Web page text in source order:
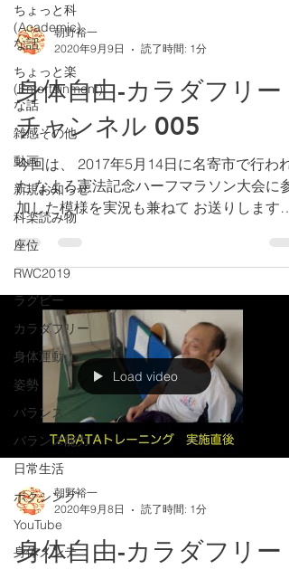
ちょっと科
(Academic)
な話
ちょっと楽
(Entertainment)
な話
雑感その他
動画
新規お知らせ
科楽読み物
座位
RWC2019
ラグビー
カラダフリー
身体運動
姿勢
バランス
バランス能力
日常生活
ボクシング
YouTube
身体メンテ
朝野裕一
2020年9月9日
読了時間: 1分
身体自由-カラダフリー
チャンネル 005
今回は、 2017年5月14日に名寄市で行われ
た なよろ憲法記念ハーフマラソン大会に参
加した模様を実況も兼ねて お送りします。
果たしてそれまで行ってきた タバタトレー
ニングが功を奏するのか？ 自己新記録が出
るのか？という興味を持ってご覧になって
ださい。
Load video
朝野裕一
2020年9月8日
読了時間: 1分
身体自由-カラダフリー